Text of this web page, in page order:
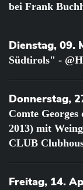
bei Frank
Dienstag, 09.
Südtirols" -
Donnerstag,
Comte Georges
2013) mit
CLUB
Freitag, 14.